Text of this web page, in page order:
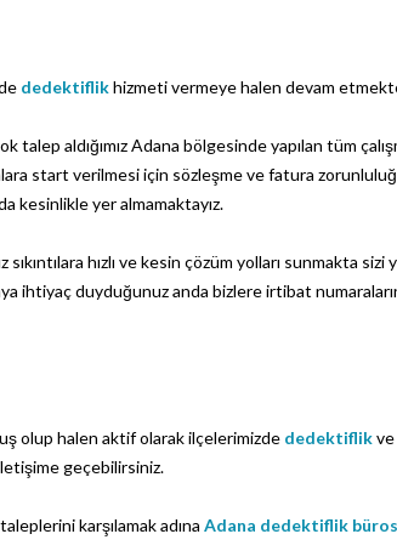
dedektiflikhizmeti vermeye halen devam
talep aldığımız Adana bölgesinde yapılan tüm
start verilmesi için sözleşme ve fatura
kesinlikle yer almamaktayız.
sıkıntılara hızlı ve kesin çözüm yolları sunmakta
ihtiyaç duyduğunuz anda bizlere irtibat
olup halen aktif olarak ilçelerimizde dedektiflik
geçebilirsiniz.
karşılamak adına Adana dedektiflik